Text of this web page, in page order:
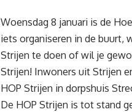
Woensdag 8 januari is de
iets organiseren in de buurt,
Strijen te doen of wil je
Strijen! Inwoners uit Strijen
HOP Strijen in dorpshuis
De HOP Strijen is tot stand